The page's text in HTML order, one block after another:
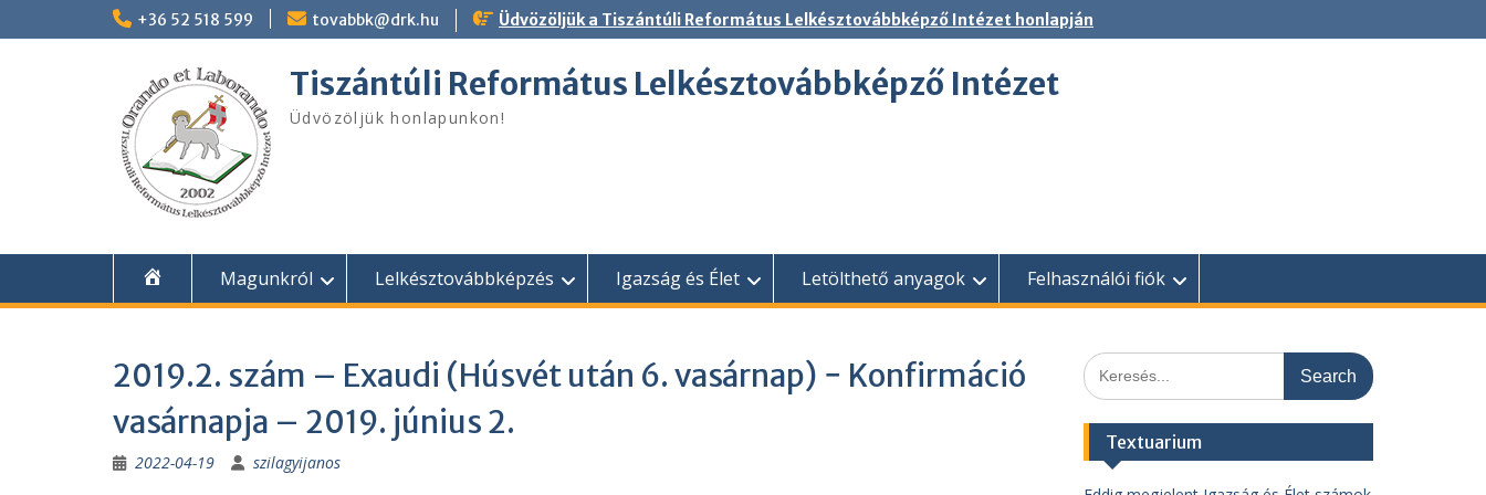
to
+36 52 518 599 tovabbk@drk.hu Üdvözöljük a Tiszántúli Református Lelkésztovábbképző Intézet honlapján
Tiszántúli Református Lelkésztovábbképző Intézet
Üdvözöljük honlapunkon!
Magunkról Lelkésztovábbképzés Igazság és Élet Letölthető anyagok Felhasználói fiók
2019.2. szám – Exaudi (Húsvét után 6. vasárnap) − Konfirmáció
vasárnapja – 2019. június 2.
2022-04-19 szilagyijanos
Search
for:
Textuarium